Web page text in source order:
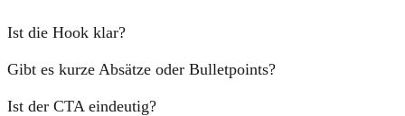
Ist die Hook klar?
Gibt es kurze Absätze oder Bulletpoints?
Ist der CTA eindeutig?